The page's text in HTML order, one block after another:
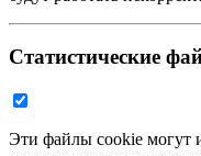
Статистические
Эти файлы cookie могут